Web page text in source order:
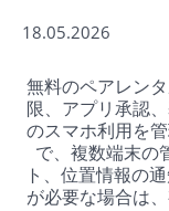
18.05.2026
無料のペアレン
限、アプリ承認
のスマホ利用を
で、複数端末の
ト、位置情報の
が必要な場合は